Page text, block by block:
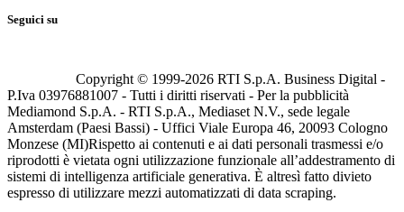
Seguici su
Copyright © 1999-2026 RTI S.p.A. Business Digital -
P.Iva 03976881007 - Tutti i diritti riservati - Per la pubblicità
Mediamond S.p.A. - RTI S.p.A., Mediaset N.V., sede legale
Amsterdam (Paesi Bassi) - Uffici Viale Europa 46, 20093 Cologno
Monzese (MI)Rispetto ai contenuti e ai dati personali trasmessi e/o
riprodotti è vietata ogni utilizzazione funzionale all’addestramento di
sistemi di intelligenza artificiale generativa. È altresì fatto divieto
espresso di utilizzare mezzi automatizzati di data scraping.